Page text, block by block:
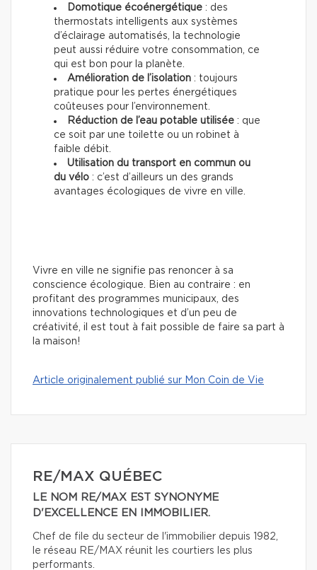
Domotique écoénergétique : des
thermostats intelligents aux systèmes
d’éclairage automatisés, la technologie
peut aussi réduire votre consommation, ce
qui est bon pour la planète.
Amélioration de l’isolation : toujours
pratique pour les pertes énergétiques
coûteuses pour l’environnement.
Réduction de l’eau potable utilisée : que
ce soit par une toilette ou un robinet à
faible débit.
Utilisation du transport en commun ou
du vélo : c’est d’ailleurs un des grands
avantages écologiques de vivre en ville.
Vivre en ville ne signifie pas renoncer à sa
conscience écologique. Bien au contraire : en
profitant des programmes municipaux, des
innovations technologiques et d’un peu de
créativité, il est tout à fait possible de faire sa part à
la maison!
Article originalement publié sur Mon Coin de Vie
RE/MAX QUÉBEC
LE NOM RE/MAX EST SYNONYME
D'EXCELLENCE EN IMMOBILIER.
Chef de file du secteur de l'immobilier depuis 1982,
le réseau RE/MAX réunit les courtiers les plus
performants.